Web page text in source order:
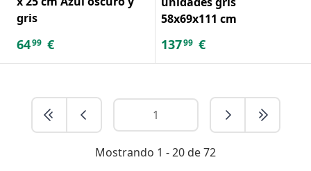
gris
6499 €
58x69x111 cm
13799 €
Mostrando 1 - 20 de 72